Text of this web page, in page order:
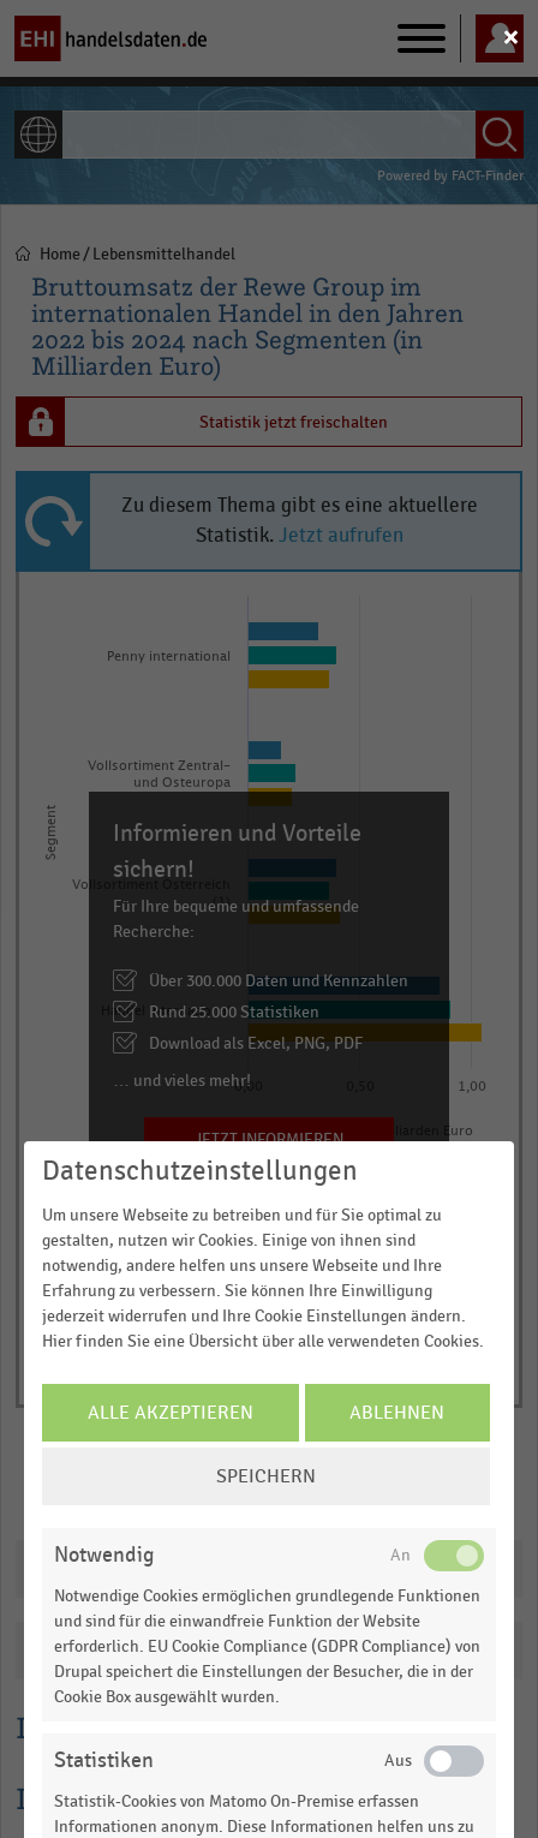
Main
navigation
Powered by FACT-Finder
Pfadnavigation
Home Lebensmittelhandel
Bruttoumsatz der Rewe Group im
internationalen Handel in den Jahren
2022 bis 2024 nach Segmenten (in
Milliarden Euro)
Lesehilfe
Informationen zur Statistik
Statistik jetzt freischalten
Zu diesem Thema gibt es eine aktuellere
Statistik. Jetzt aufrufen
has
displaying
Segment.
categories.
has
axis
displaying
Bruttoumsatz
in
Euro.
Range:
table.
Segment
Bruttoumsatz in Milliarden Euro
2022 2023 2024
Penny international
Vollsortiment Zentral-
und Osteuropa
Vollsortiment Österreich
(1)
Handel international
0,00 1,00
End
interactive
chart
Informieren und Vorteile
sichern!
Für Ihre bequeme und umfassende
Recherche:
Über 300.000 Daten und Kennzahlen
Rund 25.000 Statistiken
Download als Excel, PNG, PDF
… und vieles mehr!
JETZT INFORMIEREN
Katalogisierung
Datenschutzeinstellungen
Um unsere Webseite zu betreiben und für Sie optimal zu
gestalten, nutzen wir Cookies. Einige von ihnen sind
notwendig, andere helfen uns unsere Webseite und Ihre
Erfahrung zu verbessern. Sie können Ihre Einwilligung
jederzeit widerrufen und Ihre Cookie Einstellungen ändern.
Hier finden Sie eine Übersicht über alle verwendeten Cookies.
ALLE AKZEPTIEREN ABLEHNEN
SPEICHERN
Notwendig
Notwendige Cookies ermöglichen grundlegende Funktionen
und sind für die einwandfreie Funktion der Website
erforderlich. EU Cookie Compliance (GDPR Compliance) von
Drupal speichert die Einstellungen der Besucher, die in der
Cookie Box ausgewählt wurden.
Statistiken
Statistik-Cookies von Matomo On-Premise erfassen
Informationen anonym. Diese Informationen helfen uns zu